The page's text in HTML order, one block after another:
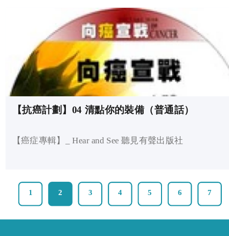
【抗癌計劃】04 清點你的裝備（普通話）
【癌症專輯】_ Hear and See 聽見有聲出版社
1 2 3 4 5 6 7